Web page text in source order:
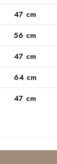
47 cm
56 cm
47 cm
64 cm
47 cm